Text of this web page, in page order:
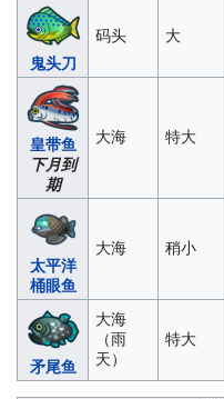
鬼头刀
码头 大
皇带鱼
下月到
期
大海 特大
太平洋
桶眼鱼
大海 稍小
矛尾鱼
大海
（雨
天）
特大